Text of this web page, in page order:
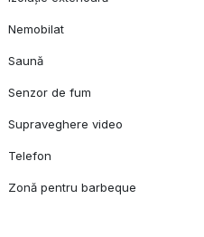
Nemobilat
Saună
Senzor de fum
Supraveghere video
Telefon
Zonă pentru barbeque